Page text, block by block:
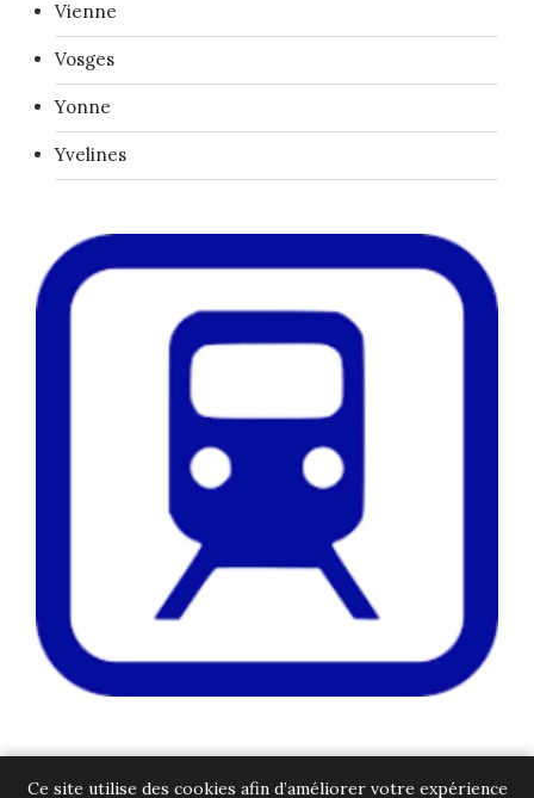
Vienne
Vosges
Yonne
Yvelines
Ce site utilise des cookies afin d’améliorer votre expérience